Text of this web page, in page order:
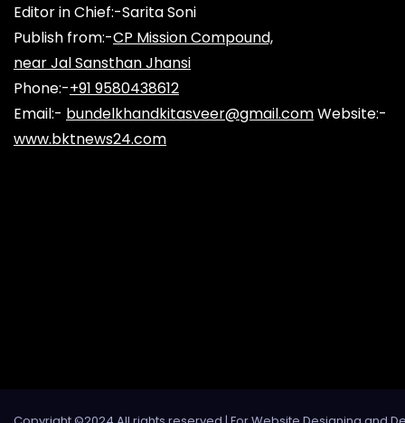
Editor in Chief:-Sarita Soni
Publish from:-CP Mission Compound,
near Jal Sansthan Jhansi
Phone:-+91 9580438612
Email:- bundelkhandkitasveer@gmail.comWebsite:-
www.bktnews24.com